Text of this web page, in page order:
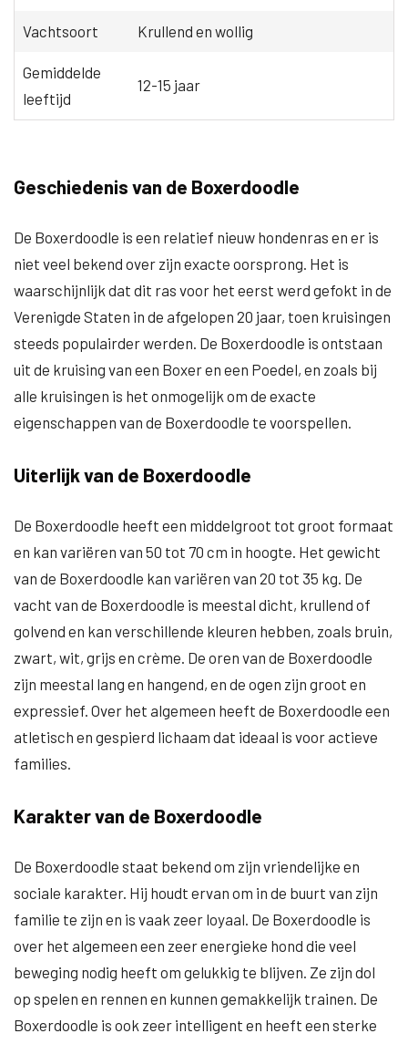
Vachtsoort Krullend en wollig
Gemiddelde
leeftijd
12-15 jaar
Geschiedenis van de Boxerdoodle
De Boxerdoodle is een relatief nieuw hondenras en er is
niet veel bekend over zijn exacte oorsprong. Het is
waarschijnlijk dat dit ras voor het eerst werd gefokt in de
Verenigde Staten in de afgelopen 20 jaar, toen kruisingen
steeds populairder werden. De Boxerdoodle is ontstaan
uit de kruising van een Boxer en een Poedel, en zoals bij
alle kruisingen is het onmogelijk om de exacte
eigenschappen van de Boxerdoodle te voorspellen.
Uiterlijk van de Boxerdoodle
De Boxerdoodle heeft een middelgroot tot groot formaat
en kan variëren van 50 tot 70 cm in hoogte. Het gewicht
van de Boxerdoodle kan variëren van 20 tot 35 kg. De
vacht van de Boxerdoodle is meestal dicht, krullend of
golvend en kan verschillende kleuren hebben, zoals bruin,
zwart, wit, grijs en crème. De oren van de Boxerdoodle
zijn meestal lang en hangend, en de ogen zijn groot en
expressief. Over het algemeen heeft de Boxerdoodle een
atletisch en gespierd lichaam dat ideaal is voor actieve
families.
Karakter van de Boxerdoodle
De Boxerdoodle staat bekend om zijn vriendelijke en
sociale karakter. Hij houdt ervan om in de buurt van zijn
familie te zijn en is vaak zeer loyaal. De Boxerdoodle is
over het algemeen een zeer energieke hond die veel
beweging nodig heeft om gelukkig te blijven. Ze zijn dol
op spelen en rennen en kunnen gemakkelijk trainen. De
Boxerdoodle is ook zeer intelligent en heeft een sterke